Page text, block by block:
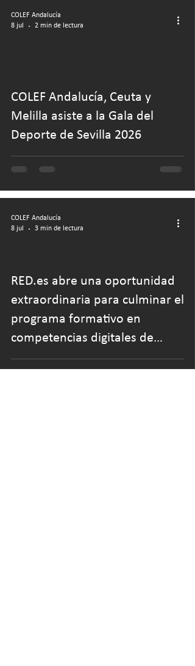
COLEF Andalucía, Ceuta y
Melilla asiste a la Gala del
Deporte de Sevilla 2026
COLEF Andalucía
8 jul
2 min de lectura
RED.es abre una oportunidad
extraordinaria para culminar el
programa formativo en
competencias digitales de
UPRO
COLEF Andalucía
8 jul
3 min de lectura